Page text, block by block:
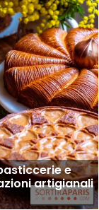
e
artigianali